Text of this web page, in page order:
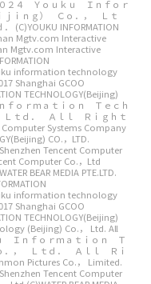
２４ Ｙｏｕｋｕ Ｉｎｆｏｒ
ｊｉｎｇ） Ｃｏ．， Ｌｔ
(C)YOUKU INFORMATION
Mgtv.com Interactive
Mgtv.com Interactive
information technology
Shanghai GCOO
TECHNOLOGY(Beijing)
ｏｒｍａｔｉｏｎ Ｔｅｃｈ
ｔｄ． Ａｌｌ Ｒｉｇｈｔ
Computer Systems Company
CO.，LTD.
Tencent Computer
Computer Co.，Ltd
BEAR MEDIA PTE.LTD.
information technology
Shanghai GCOO
TECHNOLOGY(Beijing)
(Beijing) Co.， Ltd. All
Ｉｎｆｏｒｍａｔｉｏｎ Ｔ
．， Ｌｔｄ． Ａｌｌ Ｒｉ
Pictures Co.， Limited.
Tencent Computer